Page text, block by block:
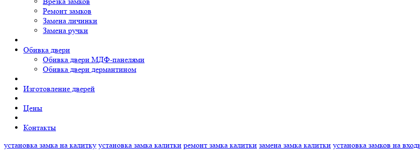
Ремонт замков
Замена личинки
Замена ручки
Обивка двери
Обивка двери МДФ-панелями
Обивка двери дермантином
Изготовление дверей
Цены
Контакты
установка замка на калитку установка замка калитки ремонт замка калитки замена замка калитки установка замков на